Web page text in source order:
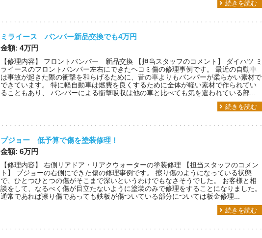
続きを読む
ミライース バンパー新品交換でも4万円
金額: 4万円
【修理内容】 フロントバンパー 新品交換 【担当スタッフのコメント】 ダイハツ ミ
ライースのフロントバンパー左右にできたヘコミ傷の修理事例です。 最近の自動車
は事故が起きた際の衝撃を和らげるために、昔の車よりもバンパーが柔らかい素材で
できています。 特に軽自動車は燃費を良くするために全体が軽い素材で作られてい
ることもあり、 バンパーによる衝撃吸収は他の車と比べても気を遣われている部...
続きを読む
プジョー 低予算で傷を塗装修理！
金額: 6万円
【修理内容】 右側リアドア・リアクウォーターの塗装修理 【担当スタッフのコメン
ト】 プジョーの右側にできた傷の修理事例です。 擦り傷のようになっている状態
で、ひとつひとつの傷がそこまで深いというわけでもなさそうでした。 お客様と相
談をして、なるべく傷が目立たないように塗装のみで修理をすることになりました。
通常であれば擦り傷であっても鉄板が傷ついている部分については板金修理...
続きを読む